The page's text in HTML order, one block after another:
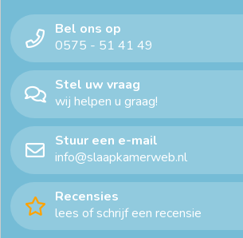
Bel ons op
0575 - 51 41 49
Stel uw vraag
wij helpen u graag!
Stuur een e-mail
info@slaapkamerweb.nl
Recensies
lees of schrijf een recensie